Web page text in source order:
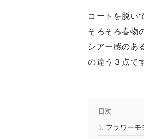
コートを脱い
そろそろ春物
シアー感のあ
の違う３点で
目次
フラワーモ